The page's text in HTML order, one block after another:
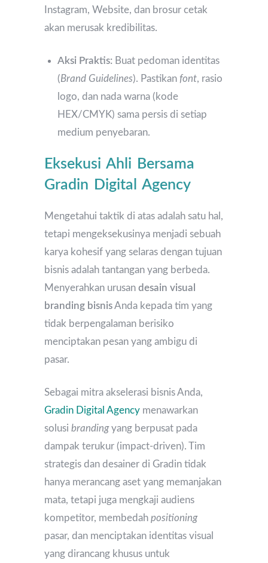
Instagram, Website, dan brosur cetak
akan merusak kredibilitas.
Aksi Praktis: Buat pedoman identitas
(Brand Guidelines). Pastikanfont, rasio
logo, dan nada warna (kode
HEX/CMYK) sama persis di setiap
medium penyebaran.
Eksekusi Ahli Bersama
Gradin Digital Agency
Mengetahui taktik di atas adalah satu hal,
tetapi mengeksekusinya menjadi sebuah
karya kohesif yang selaras dengan tujuan
bisnis adalah tantangan yang berbeda.
Menyerahkan urusan desain visual
branding bisnisAnda kepada tim yang
tidak berpengalaman berisiko
menciptakan pesan yang ambigu di
pasar.
Sebagai mitra akselerasi bisnis Anda,
Gradin Digital Agency menawarkan
solusi brandingyang berpusat pada
dampak terukur (impact-driven). Tim
strategis dan desainer di Gradin tidak
hanya merancang aset yang memanjakan
mata, tetapi juga mengkaji audiens
kompetitor, membedah positioning
pasar, dan menciptakan identitas visual
yang dirancang khusus untuk